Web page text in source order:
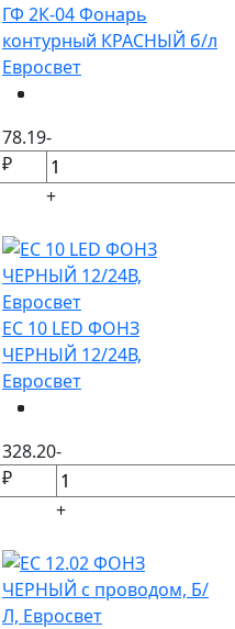
ГФ 2К-04 Фонарь
контурный КРАСНЫЙ б/л
Евросвет
78.19
₽
-
+
ЕС 10 LED ФОНЗ
ЧЕРНЫЙ 12/24В,
Евросвет
328.20
₽
-
+